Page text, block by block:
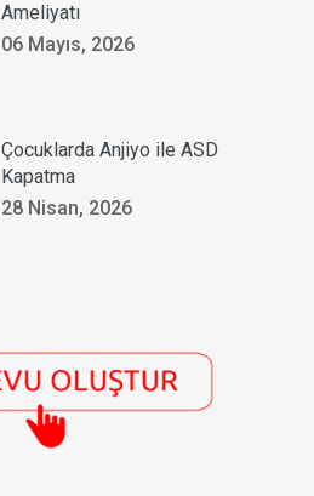
Ameliyatı
06 Mayıs, 2026
Çocuklarda Anjiyo ile ASD
Kapatma
28 Nisan, 2026